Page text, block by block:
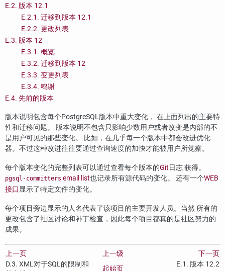
E.2. 版本 12.1
E.2.1. 迁移到版本 12.1
E.2.2. 更改列表
E.3. 版本 12
E.3.1. 概览
E.3.2. 迁移到版本 12
E.3.3. 变更列表
E.3.4. 鸣谢
E.4. 先前的版本
版本说明包含每个PostgreSQL版本中重大变化， 在上面列出的主要特
性和迁移问题。 版本说明不包含只影响少数用户或者改变是内部的不
是用户可见的那些变化。 比如，在几乎每一个版本中都会改进优化
器。不过这种改进往往要通过查询速度的加快才能被用户所觉察。
每个版本变化的完整列表可以通过查看每个版本的Git日志 获得。
pgsql-committers email list也记录所有源代码的变化。 还有一个WEB
接口显示了特定文件的变化。
每个项目旁边显示的人名代表了该项目的主要开发人员。当然 所有的
更改包含了社区讨论和补丁检查，因此每个项目都真的是社区努力的
成果。
上一页 上一级
下一页
D.3. XML对于SQL的限制和
起始页
E.1. 版本 12.2